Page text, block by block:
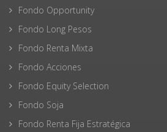
Fondo Opportunity
Fondo Long Pesos
Fondo Renta Mixta
Fondo Acciones
Fondo Equity Selection
Fondo Soja
Fondo Renta Fija Estratégica